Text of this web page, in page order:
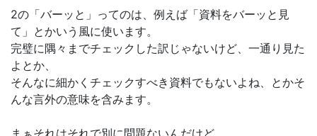
2の「バーッと」ってのは、例えば「資料をバーッと見
て」とかいう風に使います。
完璧に隅々までチェックした訳じゃないけど、一通り見た
よとか、
そんなに細かくチェックすべき資料でもないよね、とかそ
んな言外の意味を含みます。
まぁそれはそれで別に問題ないんだけど、